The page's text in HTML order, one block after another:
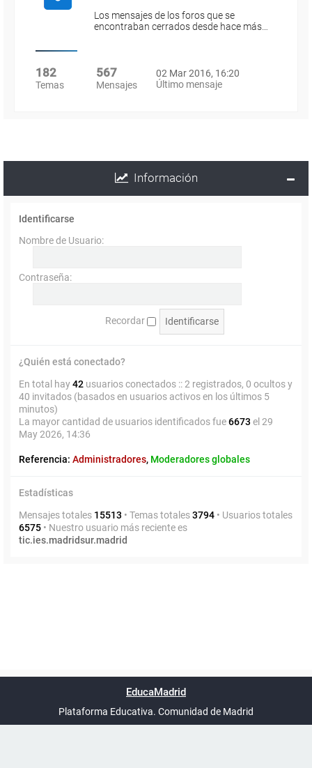
Los mensajes de los foros que se
encontraban cerrados desde hace más…
182
Temas
567
Mensajes
02 Mar 2016, 16:20
Último mensaje
Información
Identificarse
Nombre de Usuario:
Contraseña:
Recordar
¿Quién está conectado?
En total hay42 usuarios conectados :: 2 registrados, 0 ocultos y
40 invitados (basados en usuarios activos en los últimos 5
minutos)
La mayor cantidad de usuarios identificados fue6673 el 29
May 2026, 14:36
Referencia: Administradores, Moderadores globales
Estadísticas
Mensajes totales 15513 • Temas totales3794 • Usuarios totales
6575 • Nuestro usuario más reciente es
tic.ies.madridsur.madrid
UTC+02:00
phpBB España
EducaMadrid
Plataforma Educativa. Comunidad de Madrid